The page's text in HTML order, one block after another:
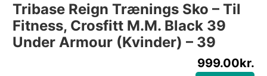
Tribase Reign Trænings Sko – Til
Fitness, Crosfitt M.m. Black 39
Under Armour (Kvinder) – 39
999.00kr.